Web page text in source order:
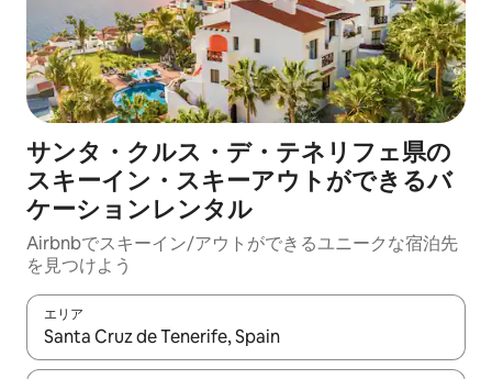
サンタ・クルス・デ・テネリフェ県の
スキーイン・スキーアウトができるバ
ケーションレンタル
Airbnbでスキーイン/アウトができるユニークな宿泊先
を見つけよう
エリア
検索結果が表示されたら、上下の矢印キーを使って移動するか